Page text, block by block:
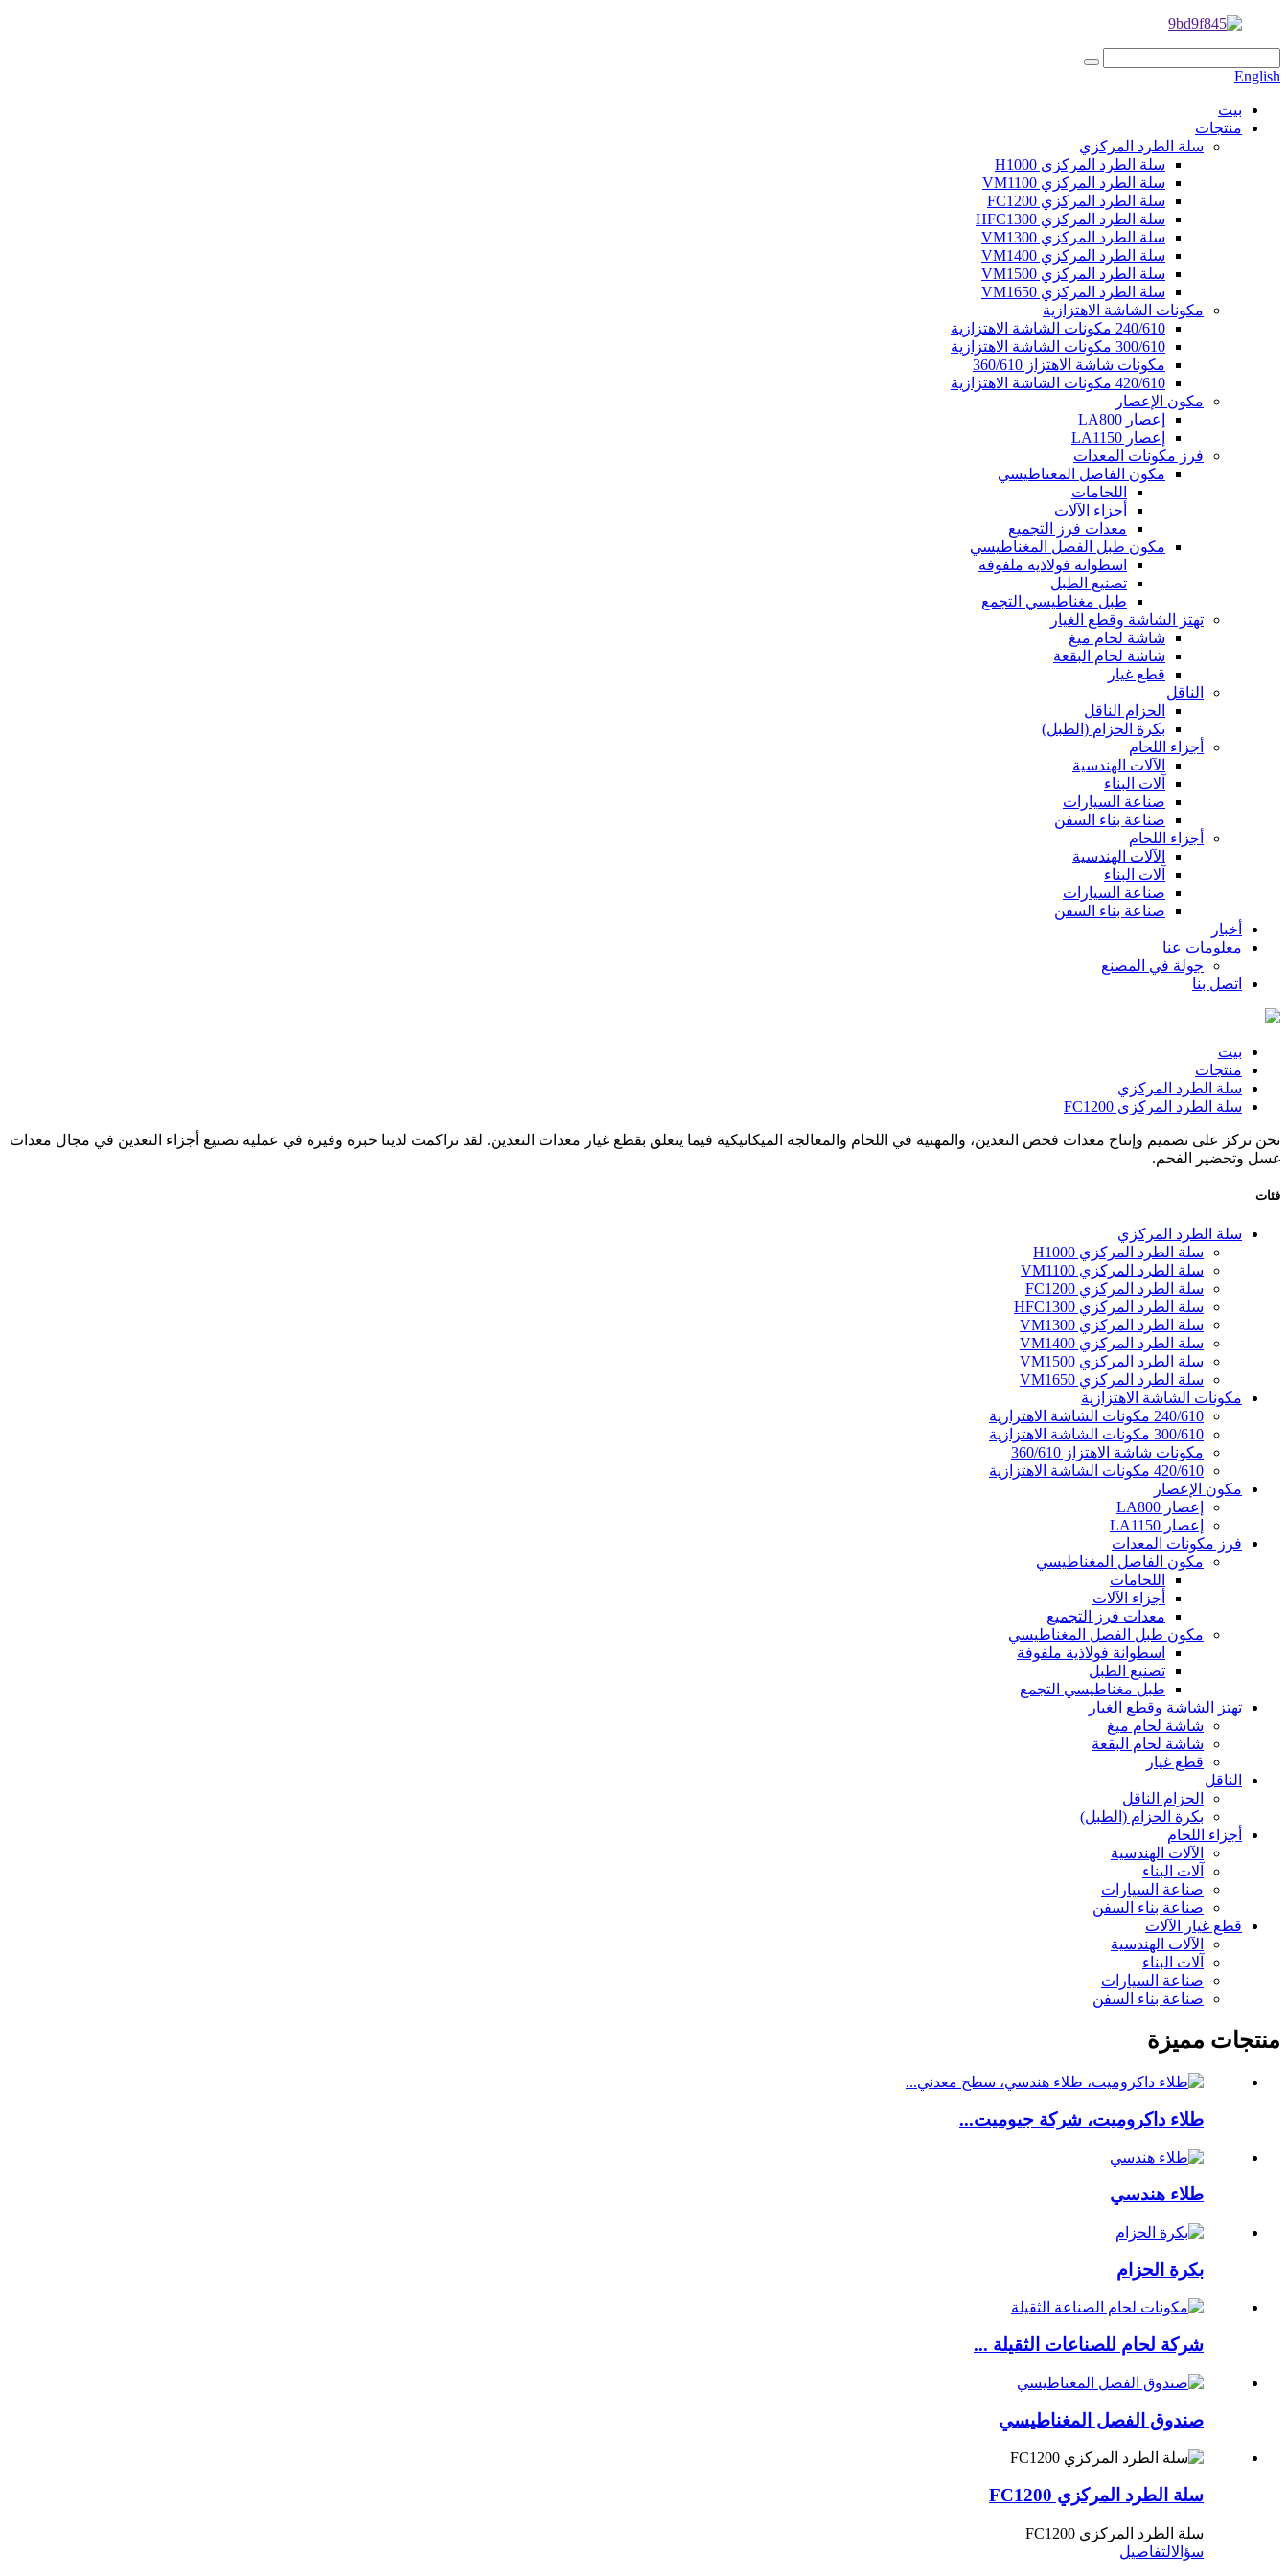
English
بيت
منتجات
سلة الطرد المركزي
سلة الطرد المركزي H1000
سلة الطرد المركزي VM1100
سلة الطرد المركزي FC1200
سلة الطرد المركزي HFC1300
سلة الطرد المركزي VM1300
سلة الطرد المركزي VM1400
سلة الطرد المركزي VM1500
سلة الطرد المركزي VM1650
مكونات الشاشة الاهتزازية
240/610 مكونات الشاشة الاهتزازية
300/610 مكونات الشاشة الاهتزازية
مكونات شاشة الاهتزاز 360/610
420/610 مكونات الشاشة الاهتزازية
مكون الإعصار
إعصار LA800
إعصار LA1150
فرز مكونات المعدات
مكون الفاصل المغناطيسي
اللحامات
أجزاء الآلات
معدات فرز التجميع
مكون طبل الفصل المغناطيسي
اسطوانة فولاذية ملفوفة
تصنيع الطبل
طبل مغناطيسي التجمع
تهتز الشاشة وقطع الغيار
شاشة لحام ميغ
شاشة لحام البقعة
قطع غيار
الناقل
الحزام الناقل
بكرة الحزام (الطبل)
أجزاء اللحام
الآلات الهندسية
آلات البناء
صناعة السيارات
صناعة بناء السفن
أجزاء اللحام
الآلات الهندسية
آلات البناء
صناعة السيارات
صناعة بناء السفن
أخبار
معلومات عنا
جولة في المصنع
اتصل بنا
بيت
منتجات
سلة الطرد المركزي
سلة الطرد المركزي FC1200
نحن نركز على تصميم وإنتاج معدات فحص التعدين، والمهنية في اللحام والمعالجة الميكانيكية فيما يتعلق بقطع غيار معدات التعدين. لقد تراكمت لدينا خبرة وفيرة في عملية تصنيع أجزاء التعدين في مجال معدات
غسل وتحضير الفحم.
فئات
سلة الطرد المركزي
سلة الطرد المركزي H1000
سلة الطرد المركزي VM1100
سلة الطرد المركزي FC1200
سلة الطرد المركزي HFC1300
سلة الطرد المركزي VM1300
سلة الطرد المركزي VM1400
سلة الطرد المركزي VM1500
سلة الطرد المركزي VM1650
مكونات الشاشة الاهتزازية
240/610 مكونات الشاشة الاهتزازية
300/610 مكونات الشاشة الاهتزازية
مكونات شاشة الاهتزاز 360/610
420/610 مكونات الشاشة الاهتزازية
مكون الإعصار
إعصار LA800
إعصار LA1150
فرز مكونات المعدات
مكون الفاصل المغناطيسي
اللحامات
أجزاء الآلات
معدات فرز التجميع
مكون طبل الفصل المغناطيسي
اسطوانة فولاذية ملفوفة
تصنيع الطبل
طبل مغناطيسي التجمع
تهتز الشاشة وقطع الغيار
شاشة لحام ميغ
شاشة لحام البقعة
قطع غيار
الناقل
الحزام الناقل
بكرة الحزام (الطبل)
أجزاء اللحام
الآلات الهندسية
آلات البناء
صناعة السيارات
صناعة بناء السفن
قطع غيار الآلات
الآلات الهندسية
آلات البناء
صناعة السيارات
صناعة بناء السفن
منتجات مميزة
طلاء داكروميت، شركة جيوميت...
طلاء هندسي
بكرة الحزام
شركة لحام للصناعات الثقيلة ...
صندوق الفصل المغناطيسي
سلة الطرد المركزي FC1200
سلة الطرد المركزي FC1200
سؤالالتفاصيل